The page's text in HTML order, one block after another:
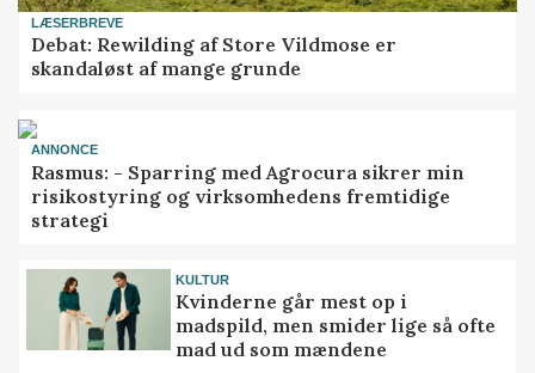
LÆSERBREVE
Debat: Rewilding af Store Vildmose er
skandaløst af mange grunde
ANNONCE
Rasmus: - Sparring med Agrocura sikrer min
risikostyring og virksomhedens fremtidige
strategi
KULTUR
Kvinderne går mest op i
madspild, men smider lige så ofte
mad ud som mændene